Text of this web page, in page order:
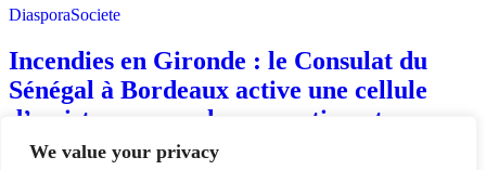
We value your privacy
DiasporaSociete
Incendies en Gironde : le Consulat du
Sénégal à Bordeaux active une cellule
d’assistance pour les ressortissants
sénégalais